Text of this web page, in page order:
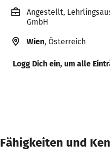
Angestellt,
GmbH
Wien, Österreich
Logg Dich ein, um alle
Fähigkeiten und